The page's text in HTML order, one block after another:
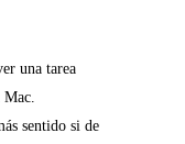
una tarea
Mac.
sentido si de